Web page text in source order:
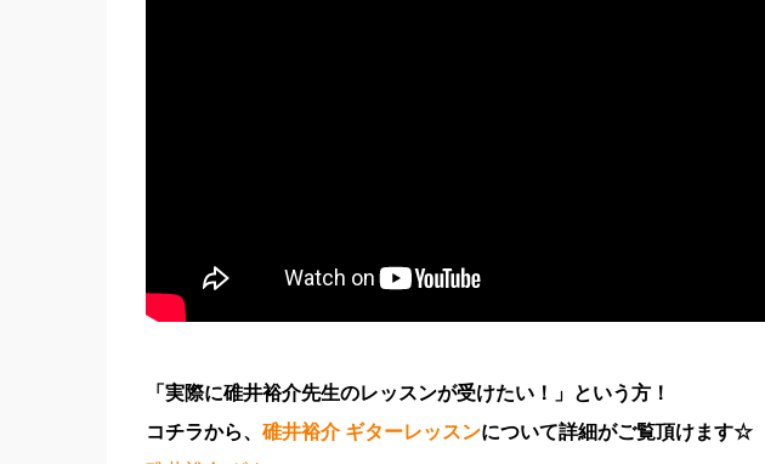
「実際に碓井裕介先生のレッスンが受けたい！」という方！
コチラから、 碓井裕介 ギターレッスンについて詳細がご覧頂けます☆